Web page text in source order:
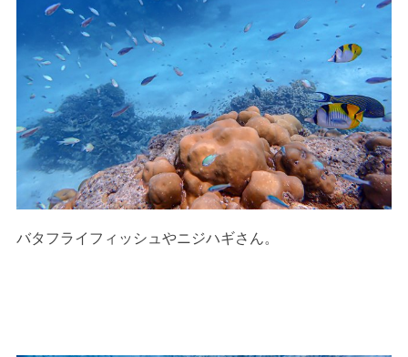
バタフライフィッシュやニジハギさん。